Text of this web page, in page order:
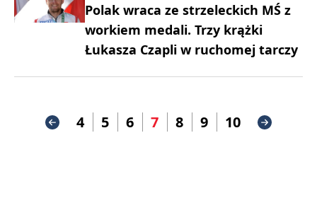
Polak wraca ze strzeleckich MŚ z
workiem medali. Trzy krążki
Łukasza Czapli w ruchomej tarczy
4 5 6 7 8 9 10